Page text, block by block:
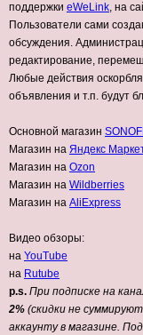
поддержки eWeLink, на
Пользователи сами
обсуждения.
редактирование,
Любые действия
объявления и т.п. будут
Основной магазин
Магазин на Яндекс
Магазин на Ozon
Магазин на Wildberries
Магазин на AliExpress
Видео обзоры:
на YouTube
на Rutube
p.s. При подписке на
2% (скидки не
аккаунту в магазине.